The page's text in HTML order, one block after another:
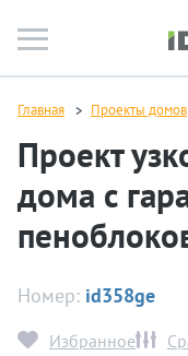
Главная Проекты домов
Проект
дома с
Номер: id358ge
Избранное